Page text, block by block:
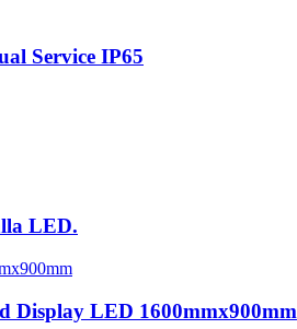
Service IP65
LED.
Display LED 1600mmx900mm